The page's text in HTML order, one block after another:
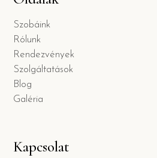
Szobáink
Rólunk
Rendezvények
Szolgáltatások
Blog
Galéria
Kapcsolat